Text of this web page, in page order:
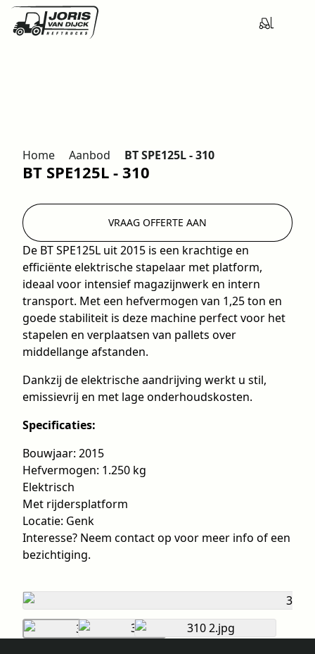
Home Aanbod BT SPE125L - 310
BT SPE125L - 310
De BT SPE125L uit 2015 is een krachtige en
efficiënte elektrische stapelaar met platform,
ideaal voor intensief magazijnwerk en intern
transport. Met een hefvermogen van 1,25 ton en
goede stabiliteit is deze machine perfect voor het
stapelen en verplaatsen van pallets over
middellange afstanden.
Dankzij de elektrische aandrijving werkt u stil,
emissievrij en met lage onderhoudskosten.
Specificaties:
Bouwjaar: 2015
Hefvermogen: 1.250 kg
Elektrisch
Met rijdersplatform
Locatie: Genk
Interesse? Neem contact op voor meer info of een
bezichtiging.
VRAAG OFFERTE AAN